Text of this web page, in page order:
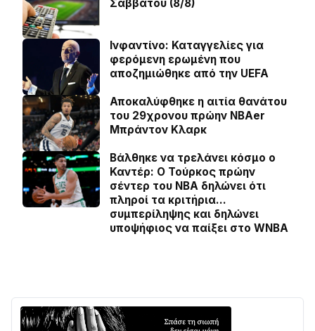
Σαββάτου (8/8)
Ινφαντίνο: Καταγγελίες για
φερόμενη ερωμένη που
αποζημιώθηκε από την UEFA
Αποκαλύφθηκε η αιτία θανάτου
του 29χρονου πρώην NBAer
Μπράντον Κλαρκ
Βάλθηκε να τρελάνει κόσμο ο
Καντέρ: Ο Τούρκος πρώην
σέντερ του NBA δηλώνει ότι
πληροί τα κριτήρια…
συμπερίληψης και δηλώνει
υποψήφιος να παίξει στο WNBA